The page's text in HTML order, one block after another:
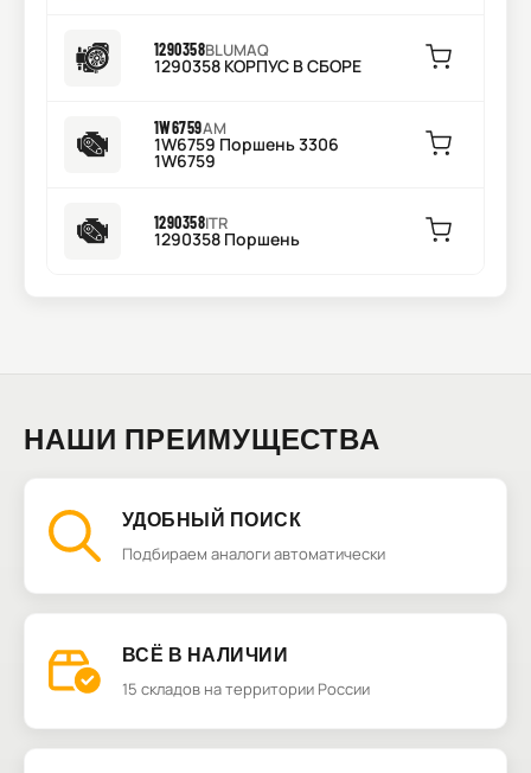
1290358BLUMAQ
1290358 КОРПУС В СБОРЕ
1W6759AM
1W6759 Поршень 3306
1W6759
1290358ITR
1290358 Поршень
НАШИ ПРЕИМУЩЕСТВА
УДОБНЫЙ ПОИСК
Подбираем аналоги автоматически
ВСЁ В НАЛИЧИИ
15 складов на территории России